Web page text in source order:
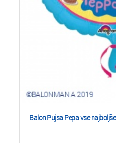
Balon Pujsa Pepa vse najboljše